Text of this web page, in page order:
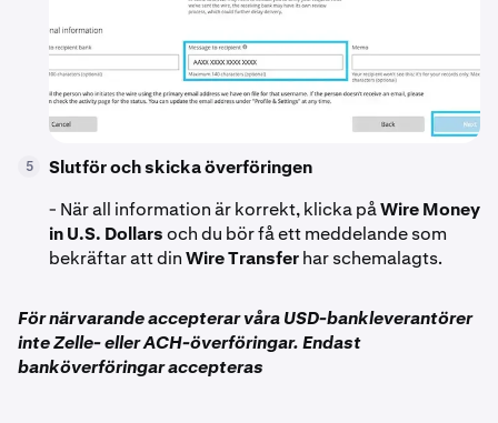
5
Slutför och skicka överföringen
- När all information är korrekt, klicka påWire Money
in U.S. Dollarsoch du bör få ett meddelande som
bekräftar att dinWire Transferhar schemalagts.
För närvarande accepterar våra USD-bankleverantörer
inte Zelle- eller ACH-överföringar. Endast
banköverföringar accepteras